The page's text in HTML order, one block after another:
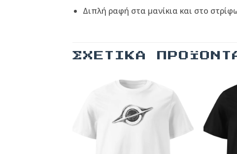
Διπλή ραφή στα μανίκια και στο
ΣΧΕΤΙΚΆ